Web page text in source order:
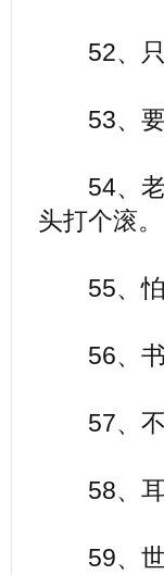
52、只
53、要
54、老
头打个滚。
55、怕
56、书
57、不
58、耳
59、世